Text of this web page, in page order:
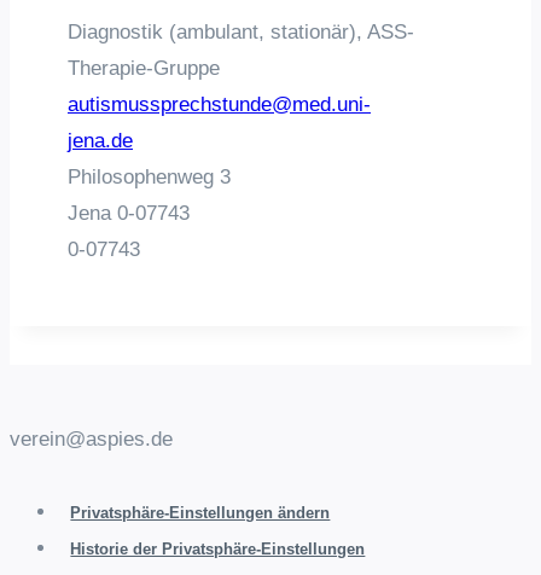
Diagnostik (ambulant, stationär), ASS-
Therapie-Gruppe
autismussprechstunde@med.uni-
jena.de
Philosophenweg 3
Jena 0-07743
0-07743
verein@aspies.de
Privatsphäre-Einstellungen ändern
Historie der Privatsphäre-Einstellungen